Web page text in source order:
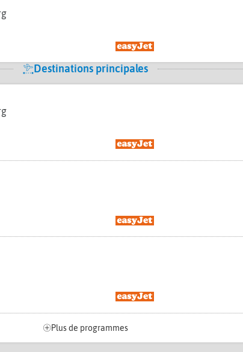
Destinations principales
Plus de programmes